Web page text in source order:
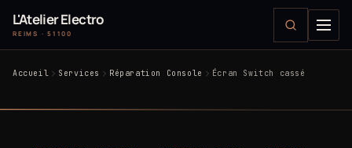
L'Atelier Electro
REIMS · 51100
Accueil Services Réparation Console Écran Switch cassé